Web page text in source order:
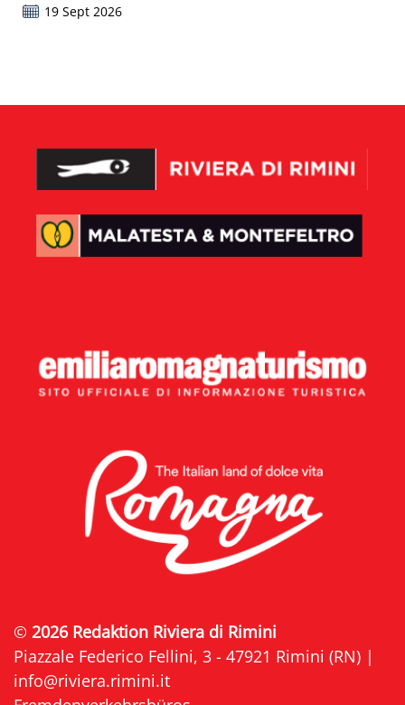
19 Sept 2026
© 2026 Redaktion Riviera di Rimini
Piazzale Federico Fellini, 3 - 47921 Rimini (RN) |
info@riviera.rimini.it